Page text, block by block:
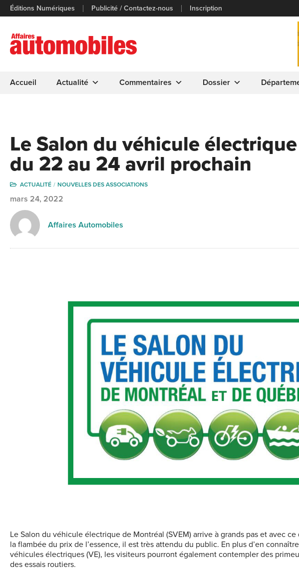
Éditions Numériques Publicité / Contactez-nous Inscription
Accueil Actualité Commentaires Dossier
Le Salon du véhicule
du 22 au 24 avril prochain
ACTUALITÉ NOUVELLES DES ASSOCIATIONS
mars 24, 2022
Affaires Automobiles
Le Salon du véhicule électrique de Montréal (SVEM) arrive à grands pas et avec
la flambée du prix de l’essence, il est très attendu du public. En plus d’en
véhicules électriques (VE), les visiteurs pourront également contempler des
des essais routiers.